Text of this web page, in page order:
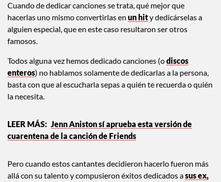
Cuando de dedicar canciones se trata, qué mejor que
hacerlas uno mismo convertirlas en un hity dedicárselas a
alguien especial, que en este caso resultaron ser otros
famosos.
Todos alguna vez hemos dedicado canciones (odiscos
enteros) no hablamos solamente de dedicarlas a la persona,
basta con que al escucharla sepas a quién te recuerda o quién
la necesita.
Jenn Aniston sí aprueba esta versión de
cuarentena de la canción de Friends
Pero cuando estos cantantes decidieron hacerlo fueron más
allá con su talento y compusieron éxitos dedicados asus ex,